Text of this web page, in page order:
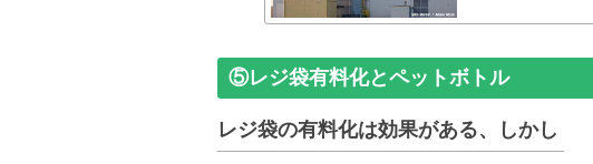
⑤レジ袋有料化とペットボトル
レジ袋の有料化は効果がある、しかし